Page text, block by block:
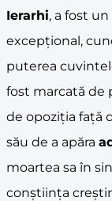
Ierarhi, a fost
excepțional,
puterea
fost marcată de
de opoziția față
său de a apăra
moartea sa în
conștiința